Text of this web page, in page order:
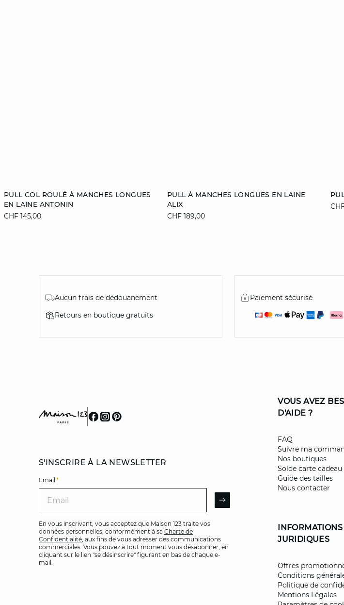
PULL COL ROULÉ À MANCHES LONGUES
EN LAINE ANTONIN
CHF 145,00
XS S
PULL À MANCHES LONGUES EN LAINE
ALIX
CHF 189,00
Ajouter au panier
XS
Aucun frais de dédouanement
Retours en boutique gratuits
Paiement sécurisé
S'INSCRIRE À LA NEWSLETTER
Email *
Email
ARROW
En vous inscrivant, vous acceptez que Maison 123 traite vos
données personnelles, conformément à sa Charte de
Confidentialité, aux fins de vous adresser des communications
commerciales. Vous pouvez à tout moment vous désabonner, en
cliquant sur le lien "se désinscrire" figurant en bas de chaque e-
mail.
VOUS AVEZ
D'AIDE ?
FAQ
Suivre ma
Nos boutiques
Solde carte cadeau
Guide des tailles
Nous contacter
INFORMATIONS
JURIDIQUES
Offres
Conditions
Politique de
Mentions Légales